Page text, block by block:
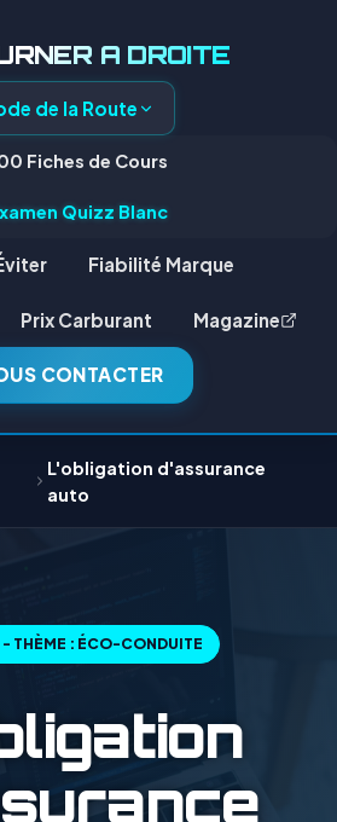
A DROITE
de la Route
Fiches de Cours
Quizz Blanc
Fiabilité Marque
Prix Carburant Magazine
CONTACTER
L'obligation d'assurance
auto
- THÈME : ÉCO-CONDUITE